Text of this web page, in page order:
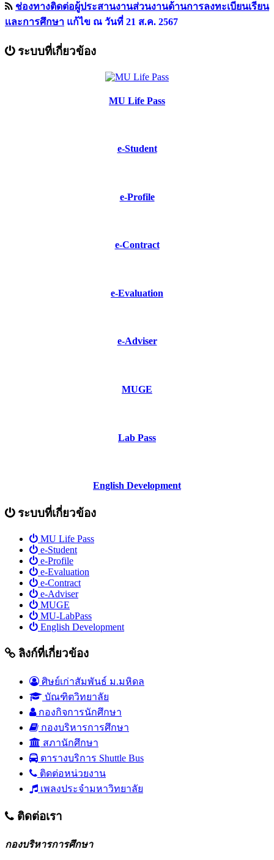
ช่องทางติดต่อผู้ประสานงานส่วนงานด้านการลงทะเบียนเรียน
เเละการศึกษา แก้ไข ณ วันที่ 21 ส.ค. 2567
ระบบที่เกี่ยวข้อง
MU Life Pass
e-Student
e-Profile
e-Contract
e-Evaluation
e-Adviser
MUGE
Lab Pass
English Development
ระบบที่เกี่ยวข้อง
MU Life Pass
e-Student
e-Profile
e-Evaluation
e-Contract
e-Adviser
MUGE
MU-LabPass
English Development
ลิงก์ที่เกี่ยวข้อง
ศิษย์เก่าสัมพันธ์ ม.มหิดล
บัณฑิตวิทยาลัย
กองกิจการนักศึกษา
กองบริหารการศึกษา
สภานักศึกษา
ตารางบริการ Shuttle Bus
ติดต่อหน่วยงาน
เพลงประจำมหาวิทยาลัย
ติดต่อเรา
กองบริหารการศึกษา